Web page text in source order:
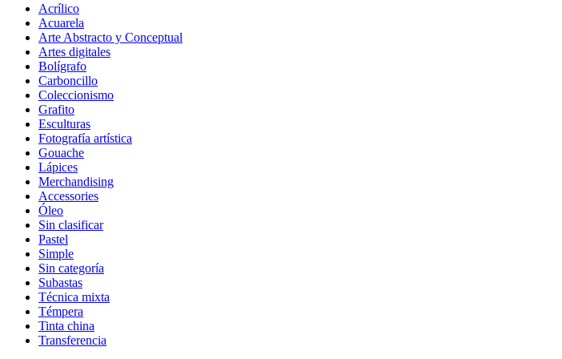
Acrílico
Acuarela
Arte Abstracto y Conceptual
Artes digitales
Bolígrafo
Carboncillo
Coleccionismo
Grafito
Esculturas
Fotografía artística
Gouache
Lápices
Merchandising
Accessories
Óleo
Sin clasificar
Pastel
Simple
Sin categoría
Subastas
Técnica mixta
Témpera
Tinta china
Transferencia